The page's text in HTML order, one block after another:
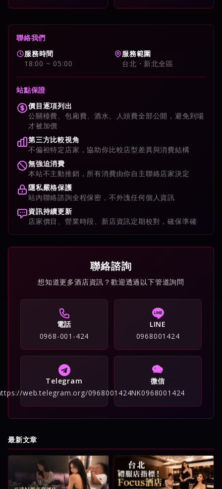
聯絡我們
服務時間
18:00 ~ 05:00
服務範圍
台北・新北全區
站點保證
價目逐項列出
公關檯費、包廂費、酒水、人頭費全部公開，避免到場
才被加價
第三方比較視角
不偏袒特定店家，協助你比較店型差異與消費結構
無強迫消費
本站不主動推銷，所有消費由你自主聯絡店家決定
隱私嚴格保護
站內聯絡諮詢全程保密，不外洩任何個人資訊
資訊持續更新
店家價目、營業時段、新店資訊定期校對，確保準確
聯絡諮詢
想知道更多酒店資訊？歡迎透過以下管道詢問
電話
0968-001-424
LINE
0968001424
Telegram
web.telegram.org/0968001424
微信
NK0968001424
最新文章